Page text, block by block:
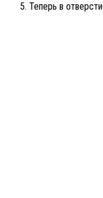
Теперь в